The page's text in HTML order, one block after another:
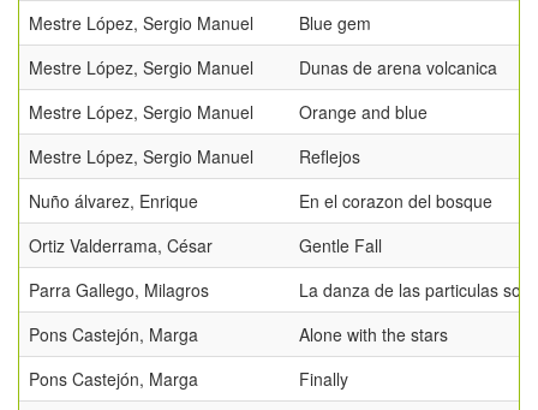
Mestre López, Sergio Manuel
Blue gem
Mestre López, Sergio Manuel
Dunas de arena volcanica
Mestre López, Sergio Manuel
Orange and blue
Mestre López, Sergio Manuel
Reflejos
Nuño álvarez, Enrique
En el corazon del bosque
Ortiz Valderrama, César
Gentle Fall
Parra Gallego, Milagros
La danza de las particulas
Pons Castejón, Marga
Alone with the stars
Pons Castejón, Marga
Finally